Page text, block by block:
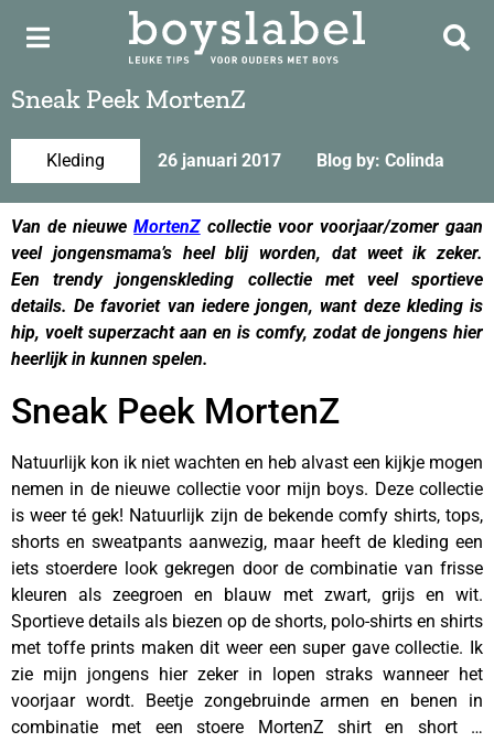
Sneak Peek MortenZ
Kleding 26 januari 2017 Blog by: Colinda
Van de nieuweMortenZcollectie voor voorjaar/zomer gaan
veel jongensmama’s heel blij worden, dat weet ik zeker.
Een trendy jongenskleding collectie met veel sportieve
details. De favoriet van iedere jongen, want deze kleding is
hip, voelt superzacht aan en is comfy, zodat de jongens hier
heerlijk in kunnen spelen.
Sneak Peek MortenZ
Natuurlijk kon ik niet wachten en heb alvast een kijkje mogen
nemen in de nieuwe collectie voor mijn boys. Deze collectie
is weer té gek! Natuurlijk zijn de bekende comfy shirts, tops,
shorts en sweatpants aanwezig, maar heeft de kleding een
iets stoerdere look gekregen door de combinatie van frisse
kleuren als zeegroen en blauw met zwart, grijs en wit.
Sportieve details als biezen op de shorts, polo-shirts en shirts
met toffe prints maken dit weer een super gave collectie. Ik
zie mijn jongens hier zeker in lopen straks wanneer het
voorjaar wordt. Beetje zongebruinde armen en benen in
combinatie met een stoere MortenZ shirt en short …